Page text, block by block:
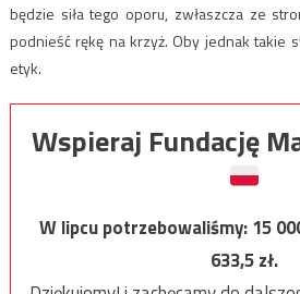
będzie siła tego oporu, zwłaszcza ze
podnieść rękę na krzyż. Oby jednak takie
etyk.
Wspieraj Fundację
W lipcu potrzebowaliśmy:15
633,5zł.